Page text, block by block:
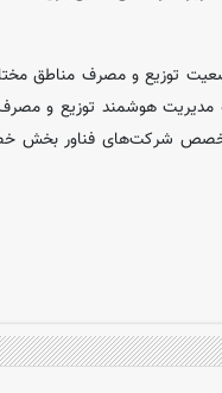
توزیع و مصرف مناطق
مدیریت هوشمند توزیع و
تخصص شرکت‌های فناور بخش